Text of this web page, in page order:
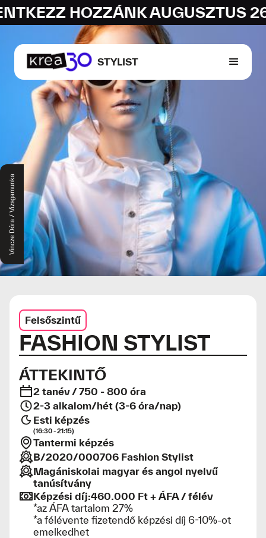
HOZZÁNK AUGUSZTUS 26-IG!
STYLIST
Vincze Dóra / Vizsgamunka
Felsőszintű
FASHION STYLIST
ÁTTEKINTŐ
2 tanév / 750 - 800 óra
2-3 alkalom/hét (3-6 óra/nap)
Esti képzés
(16:30 - 21:15)
Tantermi képzés
B/2020/000706 Fashion Stylist
Magániskolai magyar és angol nyelvű
tanúsítvány
Képzési díj:460.000 Ft + ÁFA / félév
*az ÁFA tartalom 27%
*a félévente fizetendő képzési díj 6-10%-ot
emelkedhet